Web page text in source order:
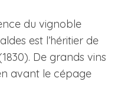
du vignoble
est l’héritier de
De grands vins
avant le cépage